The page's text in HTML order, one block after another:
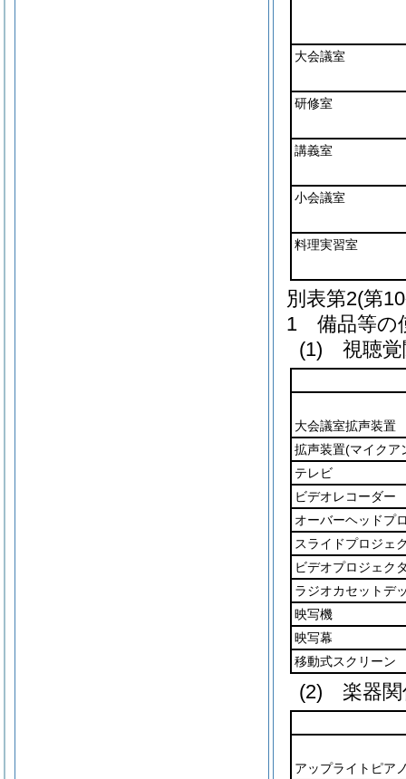
大会議室
研修室
講義室
小会議室
料理実習室
別表第2(第
1 備品等の
(1) 視聴覚
大会議室拡声装置
拡声装置(マイクア
テレビ
ビデオレコーダー
オーバーヘッドプ
スライドプロジェ
ビデオプロジェク
ラジオカセットデ
映写機
映写幕
移動式スクリーン
(2) 楽器関
アップライトピア